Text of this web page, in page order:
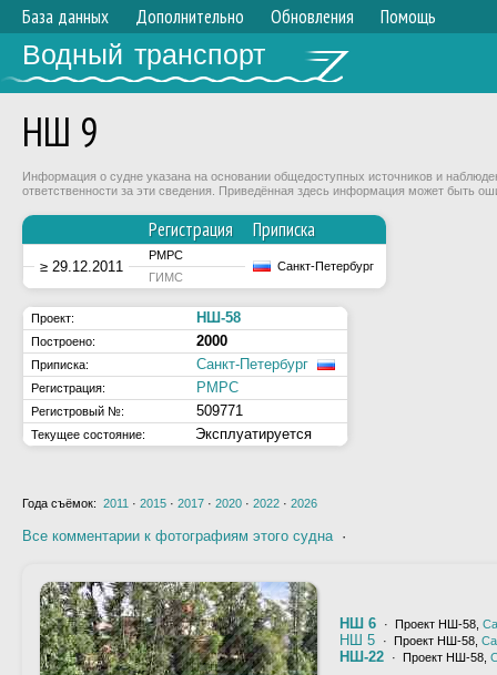
База данных Дополнительно Обновления Помощь
Водный транспорт
НШ 9
Информация о судне указана на основании общедоступных источников и
ответственности за эти сведения. Приведённая здесь информация может быть
Регистрация Приписка
≥ 29.12.2011
РМРС
Санкт-Петербург
ГИМС
Проект: НШ-58
Построено: 2000
Приписка: Санкт-Петербург
Регистрация: РМРС
Регистровый №: 509771
Текущее состояние: Эксплуатируется
Года съёмок: 2011 · 2015 · 2017 · 2020 · 2022 · 2026
Все комментарии к фотографиям этого судна·
НШ 6 · Проект НШ-58,
НШ 5 · Проект НШ-58,
НШ-22 · Проект НШ-58,